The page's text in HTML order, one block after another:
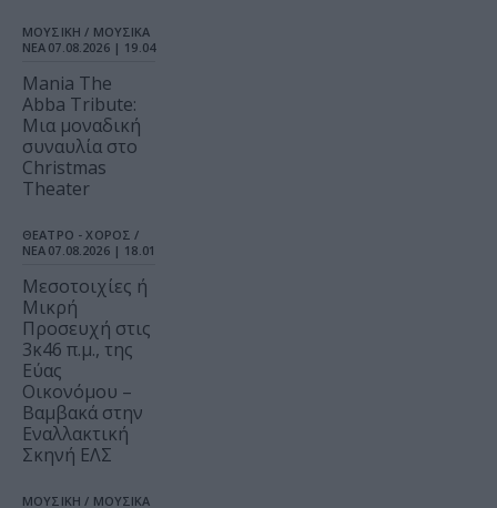
ΜΟΥΣΙΚΗ / ΜΟΥΣΙΚΑ
ΝΕΑ 07.08.2026 | 19.04
Mania The
Abba Tribute:
Μια μοναδική
συναυλία στο
Christmas
Theater
ΘΕΑΤΡΟ - ΧΟΡΟΣ /
ΝΕΑ 07.08.2026 | 18.01
Μεσοτοιχίες ή
Μικρή
Προσευχή στις
3κ46 π.μ., της
Εύας
Οικονόμου –
Βαμβακά στην
Εναλλακτική
Σκηνή ΕΛΣ
ΜΟΥΣΙΚΗ / ΜΟΥΣΙΚΑ